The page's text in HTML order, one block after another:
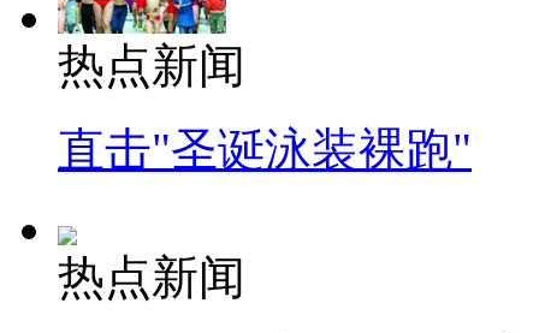
热点新闻
直击"圣诞泳装裸跑"
热点新闻